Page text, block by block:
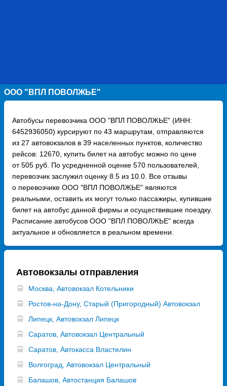
ООО "ВПЛ ПОВОЛЖЬЕ"
Автобусы перевозчика ООО "ВПЛ ПОВОЛЖЬЕ" (ИНН:
6452936050) курсируют по 43 маршрутам, отправляются
из 27 автовокзалов в 39 населенных пунктов, количество
рейсов: 12670, купить билет на автобус можно по цене
от 505 руб. По усредненной оценке 570 пользователей,
перевозчик заслужил оценку 8.5 из 10.0. Все отзывы
о перевозчике ООО "ВПЛ ПОВОЛЖЬЕ" являются
реальными, оставить их могут только пассажиры, купившие
билет на автобус данной фирмы и осуществившие поездку.
Расписание автобусов ООО "ВПЛ ПОВОЛЖЬЕ" всегда
актуальное и обновляется в реальном времени.
Автовокзалы отправления
Москва, Автовокзал Котельники
Ростов-на-Дону, Старый (Пригородный) Автовокзал
Липецк, Автовокзал Липецк
Саратов, Автовокзал Центральный
Саратов, Автокасса Властелин
Волгоград, Автовокзал Центральный
Балашов, Автостанция Балашов